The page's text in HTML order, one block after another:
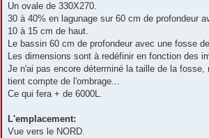
Un ovale de 330X270.
30 à 40% en lagunage sur 60 cm de profondeur
10 à 15 cm de haut.
Le bassin 60 cm de profondeur avec une fosse
Les dimensions sont à redéfinir en fonction des
Je n'ai pas encore déterminé la taille de la fosse,
tient compte de l'ombrage...
Ce qui fera + de 6000L.
L'emplacement:
Vue vers le NORD.